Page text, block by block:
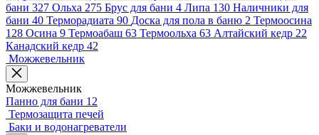
бани 327 Ольха 275 Брус для бани 4 Липа 130 Наличники для
бани 40 Терморадиата 90 Доска для пола в баню 2 Термоосина
128 Осина 9 Термоабаш 63 Термоольха 63 Алтайский кедр 22
Канадский кедр 42
Можжевельник
Можжевельник
Панно для бани 12
Термозащита печей
Баки и водонагреватели